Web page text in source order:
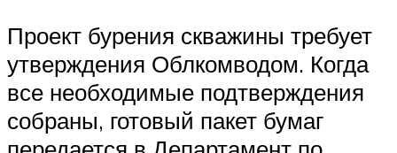
Проект бурения скважины требует
утверждения Облкомводом. Когда
все необходимые подтверждения
собраны, готовый пакет бумаг